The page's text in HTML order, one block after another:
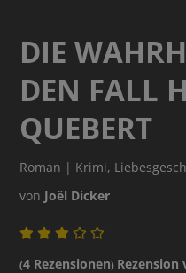
DIE
DEN FALL
QUEBERT
Roman | Krimi,
von Joël Dicker
(4 Rezensionen) Rezension